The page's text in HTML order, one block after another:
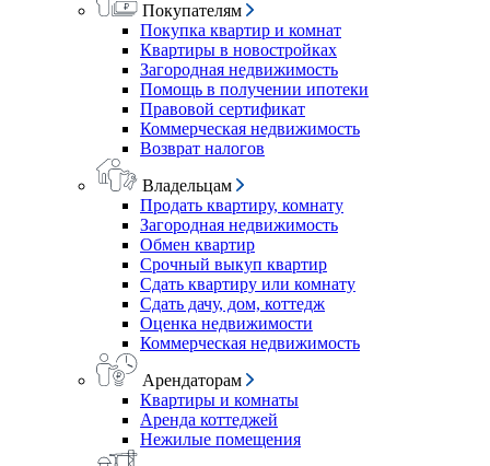
Покупателям
Покупка квартир и комнат
Квартиры в новостройках
Загородная недвижимость
Помощь в получении ипотеки
Правовой сертификат
Коммерческая недвижимость
Возврат налогов
Владельцам
Продать квартиру, комнату
Загородная недвижимость
Обмен квартир
Срочный выкуп квартир
Сдать квартиру или комнату
Сдать дачу, дом, коттедж
Оценка недвижимости
Коммерческая недвижимость
Арендаторам
Квартиры и комнаты
Аренда коттеджей
Нежилые помещения